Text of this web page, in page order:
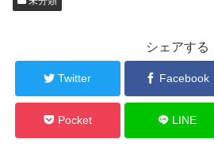
シェアする
Twitter Facebook
Pocket LINE